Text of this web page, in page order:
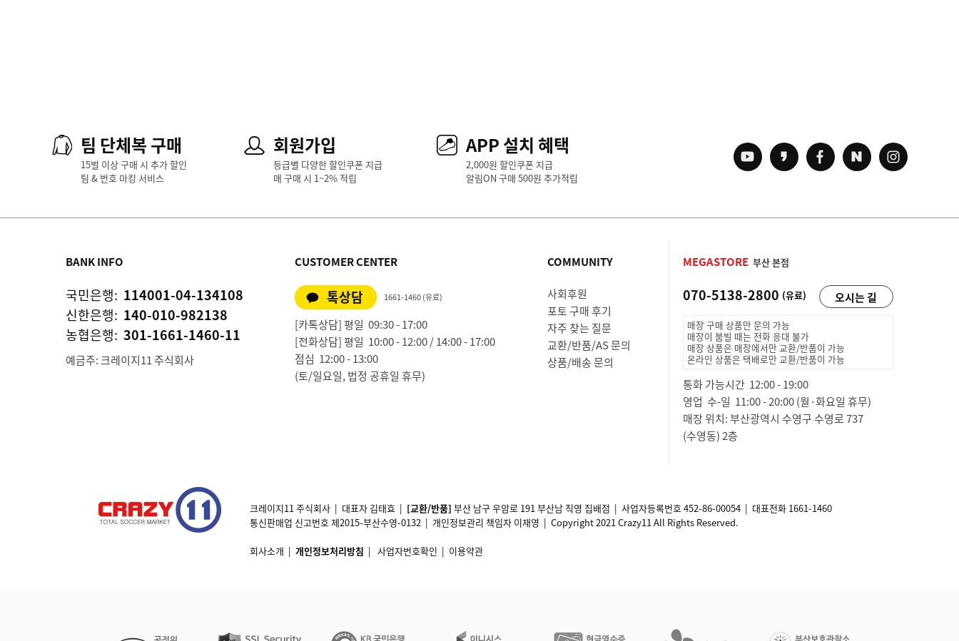
팀 단체복 구매
15벌 이상 구매 시 추가 할인
팀 & 번호 마킹 서비스
회원가입
등급별 다양한 할인쿠폰 지급
매 구매 시 1~2% 적립
APP 설치 혜택
2,000원 할인쿠폰 지급
알림ON 구매 500원 추가적립
BANK INFO
국민은행: 114001-04-134108
신한은행: 140-010-982138
농협은행: 301-1661-1460-11
예금주: 크레이지11 주식회사
CUSTOMER CENTER
톡상담 1661-1460 (유료)
[카톡상담] 평일 09:30 - 17:00
[전화상담] 평일 10:00 - 12:00 / 14:00 - 17:00
점심 12:00 - 13:00
(토/일요일, 법정 공휴일 휴무)
COMMUNITY
사회후원
포토 구매 후기
자주 찾는 질문
교환/반품/AS 문의
상품/배송 문의
MEGASTORE 부산 본점
070-5138-2800 (유료) 오시는 길
매장 구매 상품만 문의 가능
매장이 붐빌 때는 전화 응대 불가
매장 상품은 매장에서만 교환/반품이 가능
온라인 상품은 택배로만 교환/반품이 가능
통화 가능시간 12:00 - 19:00
영업 수-일 11:00 - 20:00 (월·화요일 휴무)
매장 위치: 부산광역시 수영구 수영로 737
(수영동) 2층
크레이지11 주식회사 | 대표자 김태효 | [교환/반품] 부산 남구 우암로 191 부산남 직영 집배점 | 사업자등록번호452-86-00054 | 대표전화 1661-1460
통신판매업 신고번호 제2015-부산수영-0132 | 개인정보관리 책임자 이재영 | Copyright 2021 Crazy11 All Rights Reserved.
회사소개 | 개인정보처리방침 | 사업자번호확인 | 이용약관